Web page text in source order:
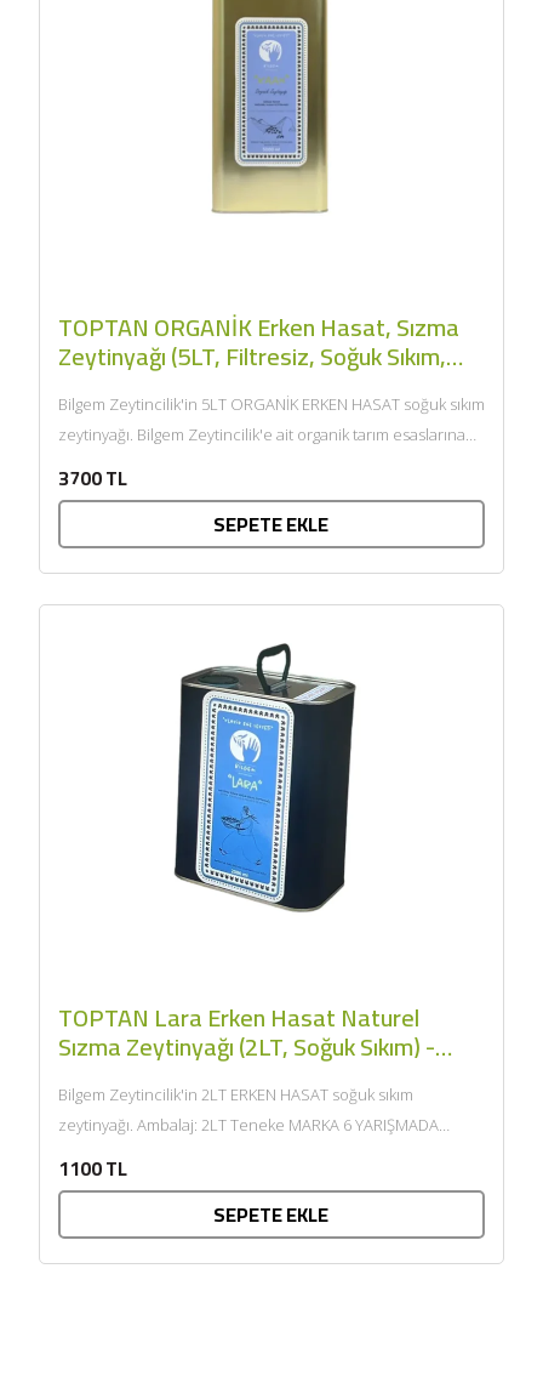
TOPTAN ORGANİK Erken Hasat, Sızma
Zeytinyağı (5LT, Filtresiz, Soğuk Sıkım,
KAAN) - Bilgem Zeytincilik
Bilgem Zeytincilik'in 5LT ORGANİK ERKEN HASAT soğuk sıkım
zeytinyağı. Bilgem Zeytincilik'e ait organik tarım esaslarına
3700 TL
SEPETE EKLE
TOPTAN Lara Erken Hasat Naturel
Sızma Zeytinyağı (2LT, Soğuk Sıkım) -
Bilgem Zeytincilik
Bilgem Zeytincilik'in 2LT ERKEN HASAT soğuk sıkım
zeytinyağı. Ambalaj: 2LT Teneke MARKA 6 YARIŞMADA
bölgelerinde kendilerine ait...
1100 TL
SEPETE EKLE